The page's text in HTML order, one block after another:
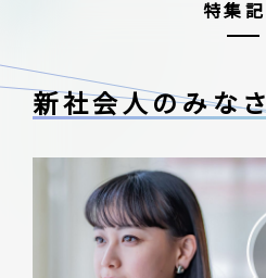
特集
新社会人のみな